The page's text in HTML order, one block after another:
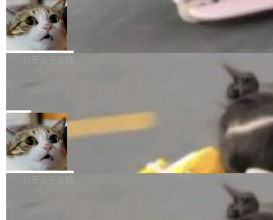
l 迁移或唤醒时，新宿主从 S3 恢复 SQLite 数据
库继续执行。存储库是持久化的唯一真相...
te 17 Pro、OPPO K15，要么是vivo X300 E这
样的次旗舰。 Galaxy Z Fold8 Ultra / Z Fold8 /
Z Flip8三款折叠屏新机均在7月22日发布，且全
部搭载骁龙8 Elite Gen5 for Galaxy，它们本该
本控制系统。目前处于 Early Access 阶段。 De
ltaDB 的核心思路直接写在 landing page 最显
眼的位置：「Software is made between com
mits」——软件是在 commit 之间写出来的。git
是把这段空隙补上。 回退到任何一次编辑：Delt
aDB 捕获 commit 之间的每一次操作，...
SpaceXAI 单季资本开支达 183 亿美元
根据风险投资人Tomer Tunguz 博客（VC 分
析）披露的最新分析与第二季度业绩报告，Spac
微软同期总资本开支的四成。 与亚马逊、Alpha
bet、微软以及 Meta 等传统科技巨头相比，Spa
ceXAI的资金消耗速度尤为引人瞩目。然而，支
撑庞大支出的资金来源却呈现出截然不同的面
貌。数据显示，微软和 Meta 主要依托充沛的经
白开水不加糖
一个在终端里运行的编程 agent；Muse Spark
1.2，驱动这个 agent 的新模型。一句话概括：
你可以用 curl -fsSL https://dev.meta.ai/install.
sh | bash 安装一个能在大项目里自动规划、写
代码、验证结果的 AI 终端工具。 据介绍，Muse
局
美团开源 LoHoSearch，用知识图谱校
准 AI 能力认知
机器出题的前提，是让机器拥有全局视野。整个
构建流程可以分为四个环节：建图 → 控制难度
白开水不加糖